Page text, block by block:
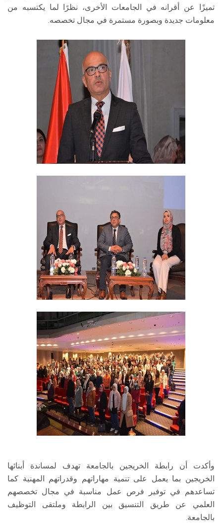
تميزًا عن أقرانه في الجامعات الأخرى، نظرًا لما يكتسبه من
معلومات جديدة وبصورة مستمرة في مجال تخصصه.
وأكدت أن رابطة الخريجين بالجامعة تهدف لمساندة أبنائها
الخريجين بما يعمل على تنمية مهاراتهم وقدراتهم المهنية كما
تساعدهم في توفير فرص عمل مناسبة في مجال تخصصهم
العلمي عن طريق التنسيق بين الرابطة وملتقى التوظيف
بالجامعة.